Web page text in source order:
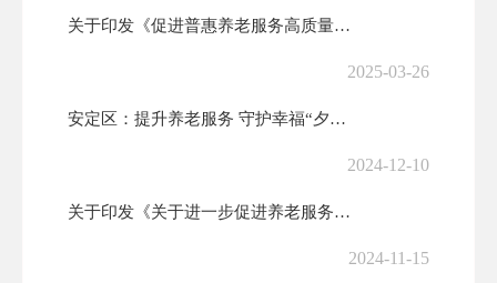
关于印发《促进普惠养老服务高质量发展的若干措施》的通知(发改体改〔2...
2025-03-26
安定区：提升养老服务 守护幸福“夕阳红”
2024-12-10
关于印发《关于进一步促进养老服务消费 提升老年人生活品质的若干措施》...
2024-11-15